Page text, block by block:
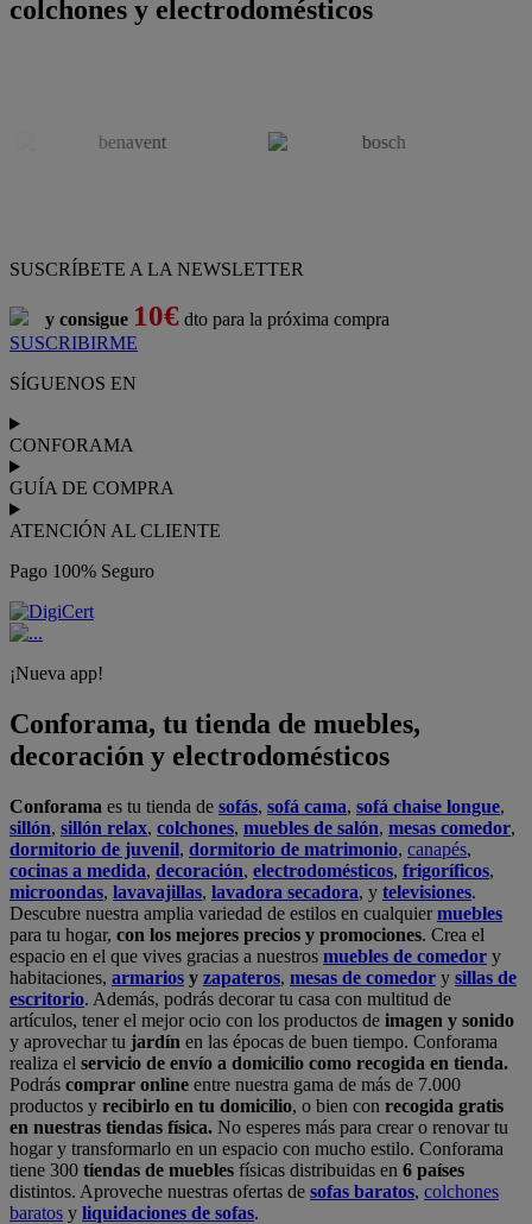
colchones y electrodomésticos
SUSCRÍBETE A LA NEWSLETTER
y consigue 10€ dto para la próxima compra
SUSCRIBIRME
SÍGUENOS EN
CONFORAMA
GUÍA DE COMPRA
ATENCIÓN AL CLIENTE
Pago 100% Seguro
¡Nueva app!
Conforama, tu tienda de muebles,
decoración y electrodomésticos
Conforama es tu tienda de sofás, sofá cama, sofá chaise longue,
sillón, sillón relax, colchones, muebles de salón, mesas comedor,
dormitorio de juvenil, dormitorio de matrimonio, canapés,
cocinas a medida, decoración, electrodomésticos, frigoríficos,
microondas, lavavajillas, lavadora secadora, y televisiones.
Descubre nuestra amplia variedad de estilos en cualquiermuebles
para tu hogar, con los mejores precios y promociones. Crea el
espacio en el que vives gracias a nuestros muebles de comedor y
habitaciones, armarios y zapateros, mesas de comedor y sillas de
escritorio. Además, podrás decorar tu casa con multitud de
artículos, tener el mejor ocio con los productos de imagen y sonido
y aprovechar tu jardín en las épocas de buen tiempo. Conforama
realiza el servicio de envío a domicilio como recogida en tienda.
Podrás comprar online entre nuestra gama de más de 7.000
productos y recibirlo en tu domicilio, o bien con recogida gratis
en nuestras tiendas física. No esperes más para crear o renovar tu
hogar y transformarlo en un espacio con mucho estilo. Conforama
tiene 300 tiendas de muebles físicas distribuidas en 6 países
distintos. Aproveche nuestras ofertas de sofas baratos, colchones
baratos y liquidaciones de sofas.